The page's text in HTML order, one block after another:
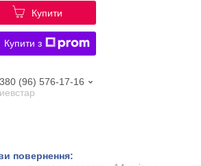
Купити
Купити з
(96) 576-17-16